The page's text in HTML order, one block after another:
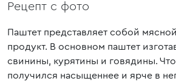
Рецепт с фото
Паштет представляет собой
продукт. В основном паштет
свинины, курятины и говядины.
получился насыщеннее и ярче в